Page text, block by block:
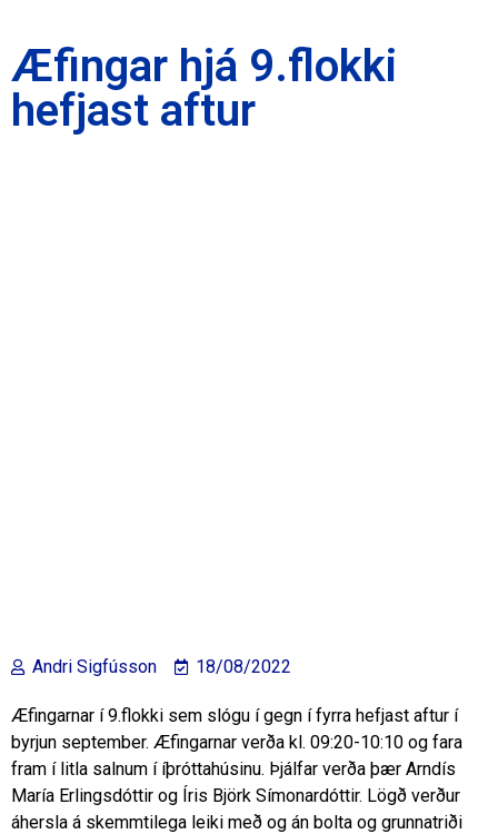
Æfingar hjá 9.flokki
hefjast aftur
Andri Sigfússon 18/08/2022
Æfingarnar í 9.flokki sem slógu í gegn í fyrra hefjast aftur í
byrjun september. Æfingarnar verða kl. 09:20-10:10 og fara
fram í litla salnum í íþróttahúsinu. Þjálfar verða þær Arndís
María Erlingsdóttir og Íris Björk Símonardóttir. Lögð verður
áhersla á skemmtilega leiki með og án bolta og grunnatriði